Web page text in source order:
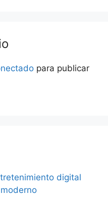
para publicar
digital